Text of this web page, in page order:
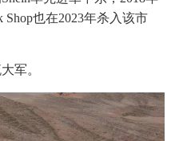
Shop也在2023年杀入该市
军。